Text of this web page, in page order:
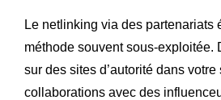
Le netlinking via des partenariats
méthode souvent sous-exploitée.
sur des sites d’autorité dans votre
collaborations avec des